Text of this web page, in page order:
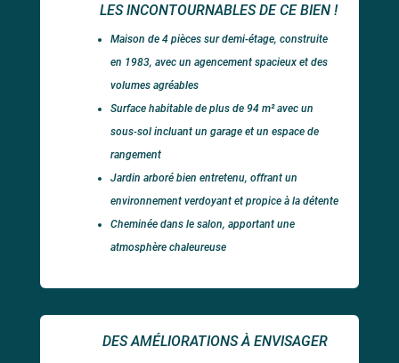
LES INCONTOURNABLES DE CE BIEN !
Maison de 4 pièces sur demi-étage, construite
en 1983, avec un agencement spacieux et des
volumes agréables
Surface habitable de plus de 94 m² avec un
sous-sol incluant un garage et un espace de
rangement
Jardin arboré bien entretenu, offrant un
environnement verdoyant et propice à la détente
Cheminée dans le salon, apportant une
atmosphère chaleureuse
DES AMÉLIORATIONS À ENVISAGER